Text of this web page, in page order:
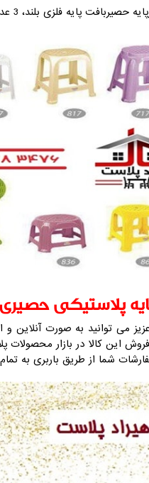
پلاستیکی حصیری
می توانید به صورت آنلاین و
فروش این کالا در بازار
شما از طریق باربری به